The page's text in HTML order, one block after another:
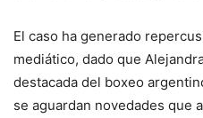
El caso ha generado
mediático, dado que
destacada del boxeo
se aguardan novedades que